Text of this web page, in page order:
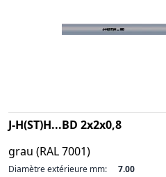
J-H(ST)H...BD 2x2x0,8
grau (RAL 7001)
Diamètre extérieure mm:
7.00